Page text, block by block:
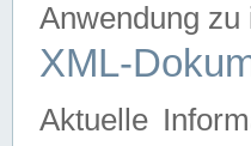
Anwendung zu
XML-
Aktuelle